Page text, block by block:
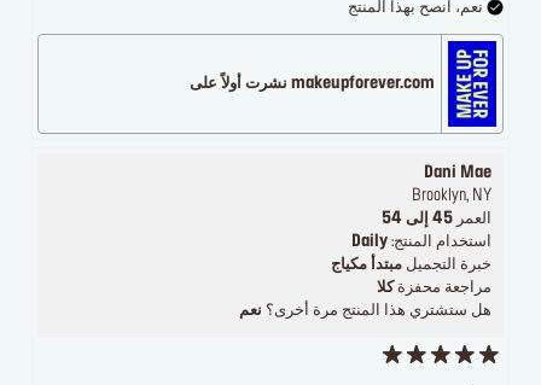
نعم، انصح بهذا المنتج
makeupforever.com نشرت أولاً على
Dani Mae
Brooklyn, NY
العمر 45 إلى 54
استخدام المنتج: Daily
خبرة التجميل مبتدأ مكياج
مراجعة محفزةكلا
هل ستشتري هذا المنتج مرة أخرى؟ نعم